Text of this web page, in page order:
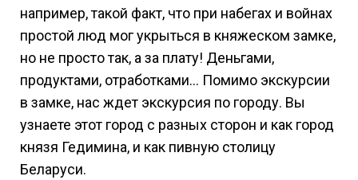
например, такой факт, что при набегах и войнах
простой люд мог укрыться в княжеском замке,
но не просто так, а за плату! Деньгами,
продуктами, отработками… Помимо экскурсии
в замке, нас ждет экскурсия по городу. Вы
узнаете этот город с разных сторон и как город
князя Гедимина, и как пивную столицу
Беларуси.